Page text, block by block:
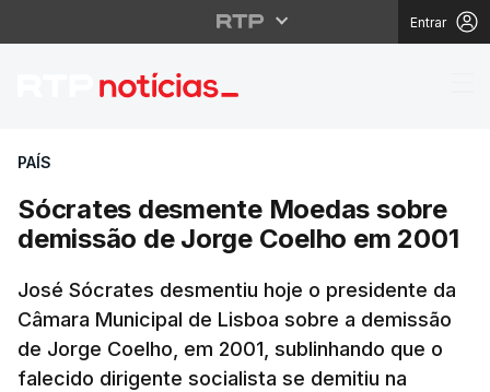
Entrar
Sócrates desmente
PAÍS
Sócrates desmente Moedas sobre
demissão de Jorge Coelho em 2001
José Sócrates desmentiu hoje o presidente da
Câmara Municipal de Lisboa sobre a demissão
de Jorge Coelho, em 2001, sublinhando que o
falecido dirigente socialista se demitiu na